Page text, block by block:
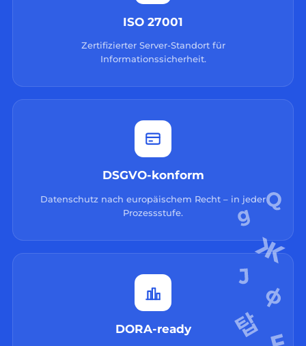
ISO 27001
Zertifizierter Server-Standort für
Informationssicherheit.
DSGVO-konform
Datenschutz nach europäischem Recht – in jeder
Prozessstufe.
DORA-ready